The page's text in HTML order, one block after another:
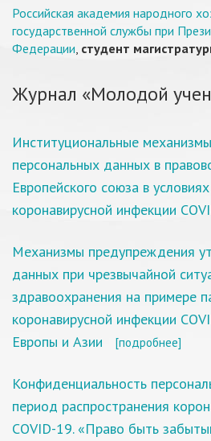
Российская академия народного
государственной службы при
Федерации, студент
Журнал «Молодой
Институциональные
персональных данных в
Европейского союза в
коронавирусной инфекции
Механизмы предупреждения
данных при чрезвычайной
здравоохранения на примере
коронавирусной инфекции
Европы и Азии
[подробнее]
Конфиденциальность
период распространения
COVID-19. «Право быть